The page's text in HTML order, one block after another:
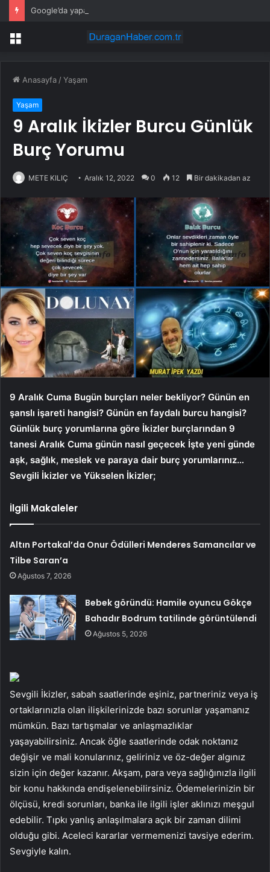
Menü
Anasayfa /Yaşam
Yaşam
9 Aralık İkizler Burcu Günlük
Burç Yorumu
METE KILIÇ Aralık 12, 2022 0 12 Bir dakikadan az
9 Aralık Cuma Bugün burçları neler bekliyor? Günün en
şanslı işareti hangisi? Günün en faydalı burcu hangisi?
Günlük burç yorumlarına göre İkizler burçlarından 9
tanesi Aralık Cuma günün nasıl geçecek İşte yeni günde
aşk, sağlık, meslek ve paraya dair burç yorumlarınız…
Sevgili İkizler ve Yükselen İkizler;
İlgili Makaleler
Altın Portakal’da Onur Ödülleri Menderes Samancılar ve
Tilbe Saran’a
Ağustos 7, 2026
Bebek göründü: Hamile oyuncu Gökçe
Bahadır Bodrum tatilinde görüntülendi
Ağustos 5, 2026
Sevgili İkizler, sabah saatlerinde eşiniz, partneriniz veya iş
ortaklarınızla olan ilişkilerinizde bazı sorunlar yaşamanız
mümkün. Bazı tartışmalar ve anlaşmazlıklar
yaşayabilirsiniz. Ancak öğle saatlerinde odak noktanız
değişir ve mali konularınız, geliriniz ve öz-değer algınız
sizin için değer kazanır. Akşam, para veya sağlığınızla ilgili
bir konu hakkında endişelenebilirsiniz. Ödemelerinizin bir
ölçüsü, kredi sorunları, banka ile ilgili işler aklınızı meşgul
edebilir. Tıpkı yanlış anlaşılmalara açık bir zaman dilimi
olduğu gibi. Aceleci kararlar vermemenizi tavsiye ederim.
Sevgiyle kalın.